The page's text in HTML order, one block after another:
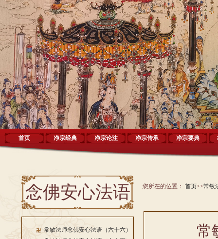
首页 净宗经典 净宗论注 净宗传承 净宗要典
念佛安心法语
常敏法师念佛安心法语（六十六）
您所在的位置： 首页>>常敏
常